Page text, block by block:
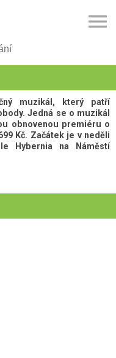

muzikál, který patří
Jedná se o muzikál
obnovenou premiéru o
Kč. Začátek je v neděli
Hybernia na Náměstí